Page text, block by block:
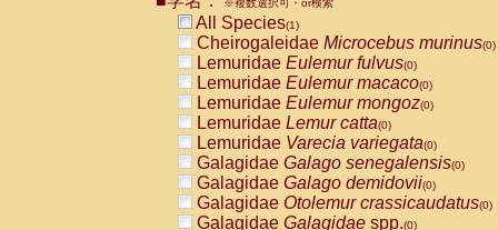
CebidaeCebus
CebidaeSaimiri boliviensis(0)
CebidaeSaimiri sciureus(0)
AtelidaeAlouatta caraya(0)
AtelidaeAlouatta fusca(0)
AtelidaeAlouatta seniculus
AtelidaeAlouattaspp.(0)
AtelidaeAteles belzebuth(0)
AtelidaeAteles geoffroyi(0)
AtelidaeAteles paniscus(0)
AtelidaeAtelesspp.(0)
※複数選択可・or検索
All Species(1)
Cheirogaleidae Microcebus murinus(0)
Lemuridae Eulemur fulvus(0)
Lemuridae Eulemur macaco(0)
Lemuridae Eulemur mongoz(0)
Lemuridae Lemur catta(0)
Lemuridae Varecia variegata(0)
Galagidae Galago senegalensis(0)
Galagidae Galago demidovii(0)
Galagidae Otolemur crassicaudatus(0)
Galagidae Galagidae spp.(0)